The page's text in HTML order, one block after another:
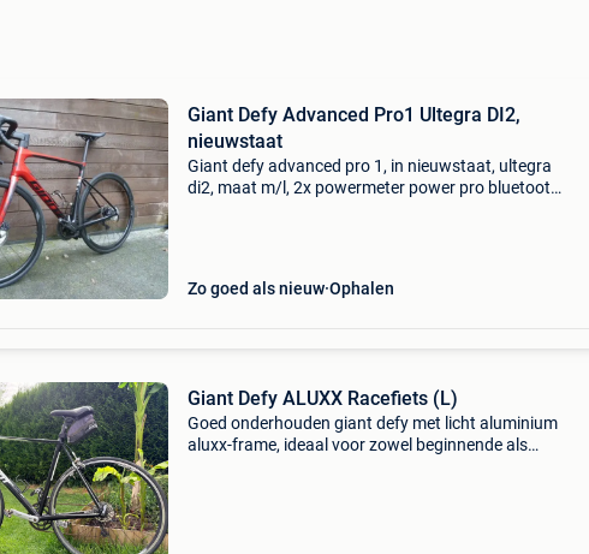
Giant Defy Advanced Pro1 Ultegra DI2,
nieuwstaat
Giant defy advanced pro 1, in nieuwstaat, ultegra
di2, maat m/l, 2x powermeter power pro bluetooth,
Zo goed als nieuw Ophalen
Giant Defy ALUXX Racefiets (L)
Goed onderhouden giant defy met licht aluminium
aluxx-frame, ideaal voor zowel beginnende als